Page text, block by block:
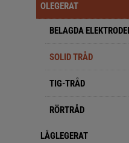
OLEGERAT
BELAGDA
SOLID TRÅD
TIG-TRÅD
RÖRTRÅD
LÅGLEGERAT